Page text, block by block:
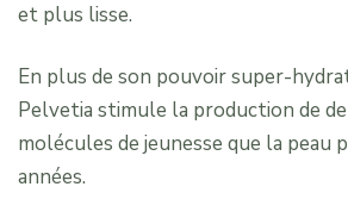
et plus lisse.
En plus de son pouvoir super-
Pelvetia stimule la production de
molécules de jeunesse que la peau
années.